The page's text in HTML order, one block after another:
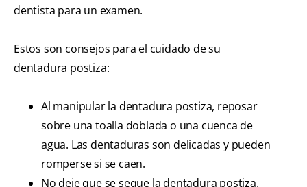
dentista para un examen.
Estos son consejos para el cuidado de su
dentadura postiza:
Al manipular la dentadura postiza, reposar
sobre una toalla doblada o una cuenca de
agua. Las dentaduras son delicadas y pueden
romperse si se caen.
No deje que se seque la dentadura postiza.